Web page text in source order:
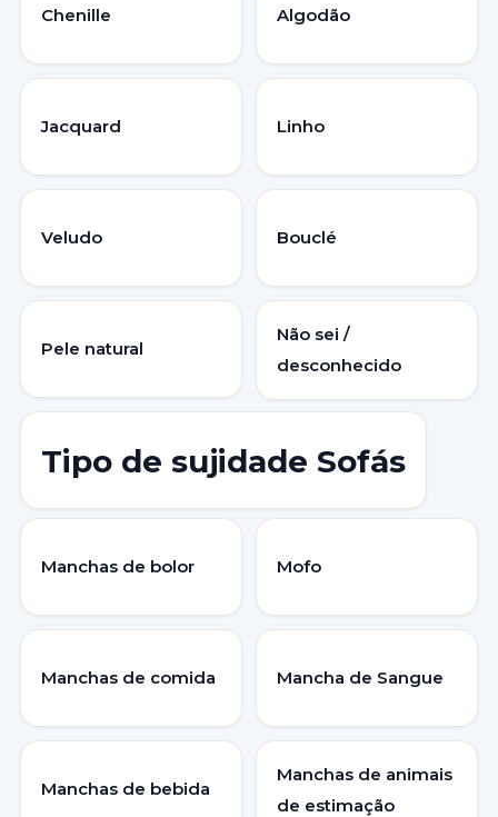
Chenille Algodão
Jacquard Linho
Veludo Bouclé
Pele natural
Não sei /
desconhecido
Tipo de sujidade Sofás
Manchas de bolor Mofo
Manchas de comida Mancha de Sangue
Manchas de bebida
Manchas de animais
de estimação